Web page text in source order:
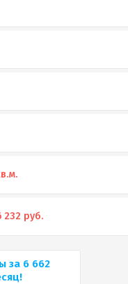
232 руб.
за 6 662